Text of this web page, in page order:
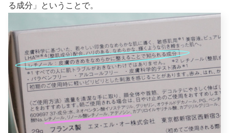
る成分」ということで。